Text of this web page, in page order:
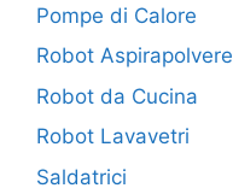
Pompe di Calore
Robot Aspirapolvere
Robot da Cucina
Robot Lavavetri
Saldatrici